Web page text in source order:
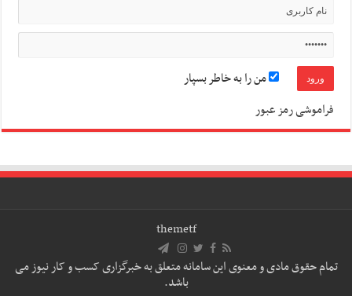
من را به خاطر بسپار
فراموشی رمز عبور
themetf
تمام حقوق مادی و معنوی این سامانه متعلق به خبرگزاری کسب و کار نیوز می
باشد.